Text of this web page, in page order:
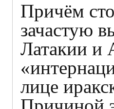
Причём
зачастую
Латакии и
лице